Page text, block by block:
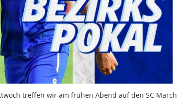
treffen wir am frühen Abend auf den SC March